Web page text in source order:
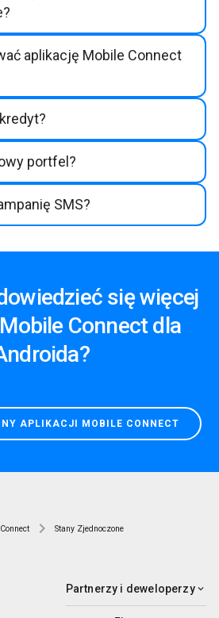
aplikację Mobile Connect
portfel?
SMS?
się więcej
Connect dla
APLIKACJI MOBILE CONNECT
Stany Zjednoczone
Partnerzy i deweloperzy